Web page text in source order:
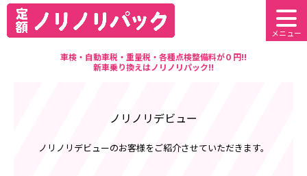
車検・自動車税・重量税・各種点検整備料が０円!!
新車乗り換えはノリノリパック!!
メニュー
ノリノリデビュー
ノリノリデビューのお客様をご紹介させていただきます。